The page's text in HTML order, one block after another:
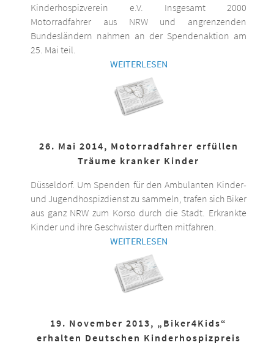
Kinderhospizverein e.V. Insgesamt 2000
Motorradfahrer aus NRW und angrenzenden
Bundesländern nahmen an der Spendenaktion am
25. Mai teil.
WEITERLESEN
26. Mai 2014, Motorradfahrer erfüllen
Träume kranker Kinder
Düsseldorf. Um Spenden für den Ambulanten Kinder-
und Jugendhospizdienst zu sammeln, trafen sich Biker
aus ganz NRW zum Korso durch die Stadt. Erkrankte
Kinder und ihre Geschwister durften mitfahren.
WEITERLESEN
19. November 2013, „Biker4Kids“
erhalten Deutschen Kinderhospizpreis